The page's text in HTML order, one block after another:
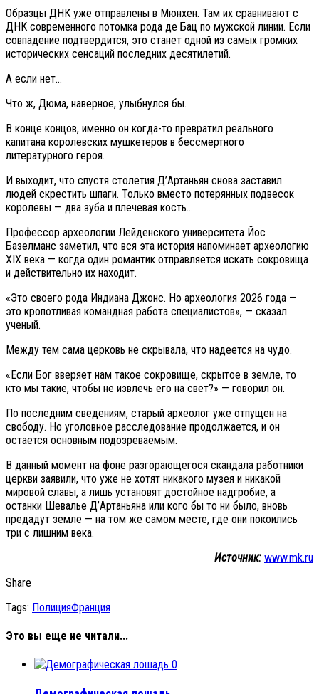
Образцы ДНК уже отправлены в Мюнхен. Там их сравнивают с
ДНК современного потомка рода де Бац по мужской линии. Если
совпадение подтвердится, это станет одной из самых громких
исторических сенсаций последних десятилетий.
А если нет…
Что ж, Дюма, наверное, улыбнулся бы.
В конце концов, именно он когда-то превратил реального
капитана королевских мушкетеров в бессмертного
литературного героя.
И выходит, что спустя столетия Д’Артаньян снова заставил
людей скрестить шпаги. Только вместо потерянных подвесок
королевы — два зуба и плечевая кость…
Профессор археологии Лейденского университета Йос
Базелманс заметил, что вся эта история напоминает археологию
XIX века — когда один романтик отправляется искать сокровища
и действительно их находит.
«Это своего рода Индиана Джонс. Но археология 2026 года —
это кропотливая командная работа специалистов», — сказал
ученый.
Между тем сама церковь не скрывала, что надеется на чудо.
«Если Бог вверяет нам такое сокровище, скрытое в земле, то
кто мы такие, чтобы не извлечь его на свет?» — говорил он.
По последним сведениям, старый археолог уже отпущен на
свободу. Но уголовное расследование продолжается, и он
остается основным подозреваемым.
В данный момент на фоне разгорающегося скандала работники
церкви заявили, что уже не хотят никакого музея и никакой
мировой славы, а лишь установят достойное надгробие, а
останки Шевалье Д’Артаньяна или кого бы то ни было, вновь
предадут земле — на том же самом месте, где они покоились
три с лишним века.
Источник: www.mk.ru
Share
Tags: ПолицияФранция
Это вы еще не читали...
0